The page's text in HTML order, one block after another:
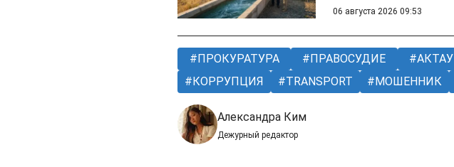
06 августа 2026 09:53
ПРОКУРАТУРА ПРАВОСУДИЕ АКТАУ
КОРРУПЦИЯ
TRANSPORT МОШЕННИК
Александра Ким
Дежурный редактор